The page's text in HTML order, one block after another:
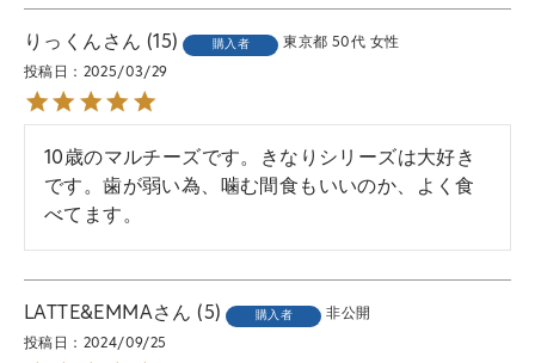
りっくん 15 購入者 東京都 50代 女性
投稿日 2025/03/29
10歳のマルチーズです。きなりシリーズは大好き
です。歯が弱い為、噛む間食もいいのか、よく食
べてます。
LATTE&EMMA 5 購入者 非公開
投稿日 2024/09/25